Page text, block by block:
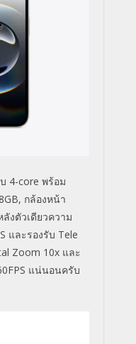
4-core พร้อม
กล้องหน้า
งตัวเดียวความ
และรองรับ Tele
Zoom 10x และ
แน่นอนครับ